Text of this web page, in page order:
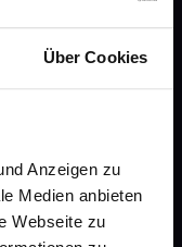
Über Cookies
Anzeigen zu
Medien anbieten
Webseite zu